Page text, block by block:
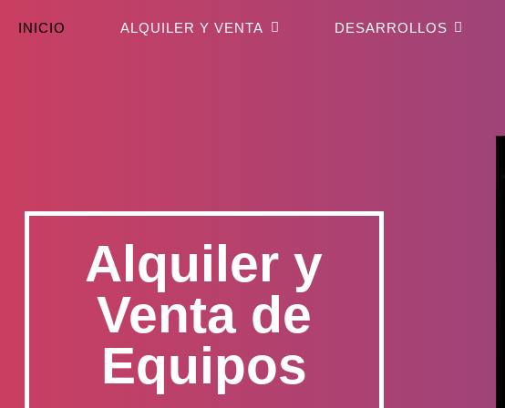
INICIO ALQUILER Y VENTA DESARROLLOS
Alquiler y
Venta de
Equipos